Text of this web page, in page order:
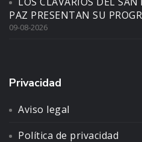
PAZ PRESENTAN SU
09-08-2026
Privacidad
Aviso legal
Política de privacidad